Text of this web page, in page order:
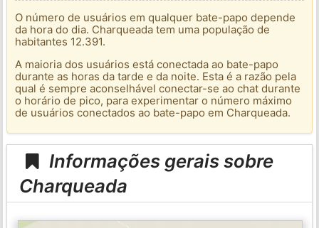
O número de usuários em qualquer bate-papo depende
da hora do dia. Charqueada tem uma população de
habitantes 12.391.
A maioria dos usuários está conectada ao bate-papo
durante as horas da tarde e da noite. Esta é a razão pela
qual é sempre aconselhável conectar-se ao chat durante
o horário de pico, para experimentar o número máximo
de usuários conectados ao bate-papo em Charqueada.
Informações gerais sobre
Charqueada